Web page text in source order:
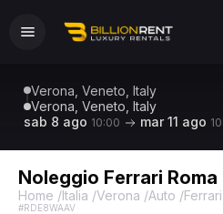
Verona, Veneto, Italy
Verona, Veneto, Italy
sab 8 ago 10:00 mar 11 ago
Noleggio Ferrari
Home /Italia /Verona /Auto /Ferrari
#RDE8WAAV